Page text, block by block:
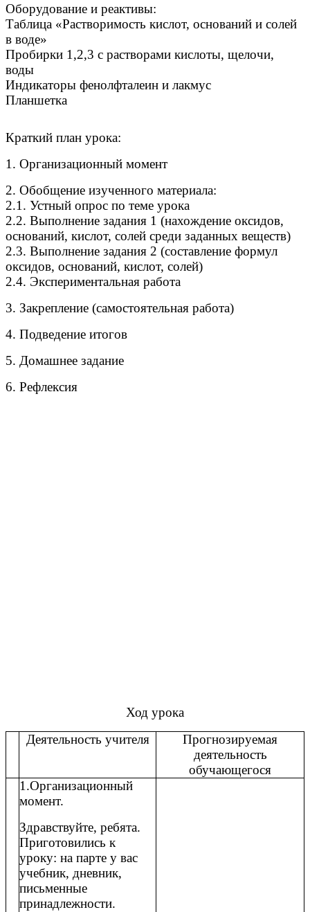
Оборудование и реактивы:
Таблица «Растворимость кислот, оснований и солей
в воде»
Пробирки 1,2,3 с растворами кислоты, щелочи,
воды
Индикаторы фенолфталеин и лакмус
Планшетка
Краткий план урока:
1. Организационный момент
2. Обобщение изученного материала:
2.1. Устный опрос по теме урока
2.2. Выполнение задания 1 (нахождение оксидов,
оснований, кислот, солей среди заданных веществ)
2.3. Выполнение задания 2 (составление формул
оксидов, оснований, кислот, солей)
2.4. Экспериментальная работа
3. Закрепление (самостоятельная работа)
4. Подведение итогов
5. Домашнее задание
6. Рефлексия
Ход урока
Деятельность учителя
Прогнозируемая
деятельность
обучающегося
1.Организационный
момент.
Здравствуйте, ребята.
Приготовились к
уроку: на парте у вас
учебник, дневник,
письменные
принадлежности.